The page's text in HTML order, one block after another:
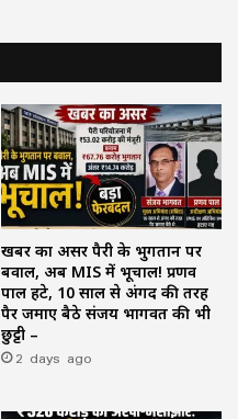
खबर का असर पैरी के भुगतान पर
बवाल, अब MIS में भूचाल! प्रणव
पाल हटे, 10 साल से अंगद की तरह
पैर जमाए बैठे संजय भागवत की भी
छुट्टी –
2 days ago